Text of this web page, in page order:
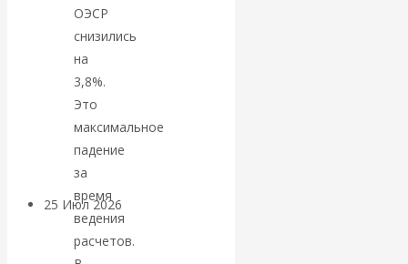
КАтасонов.
Может ли
Америка
покинуть НАТО?
25 Июл 2026
интервью и беседы
ОЭСР
снизились
на
3,8%.
Это
максимальное
падение
за
время
ведения
расчетов.